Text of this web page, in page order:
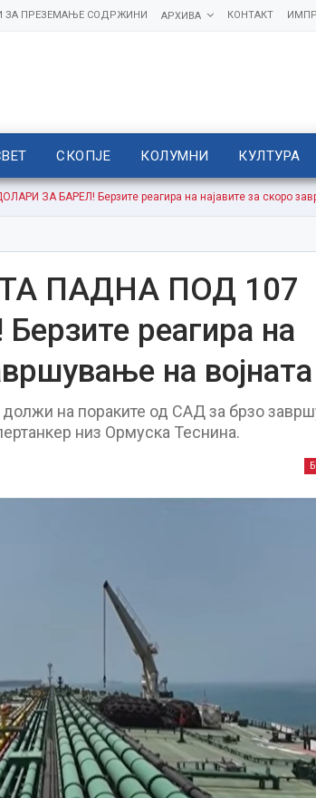
КОНТАКТ
АРХИВА
ЗА ПРЕЗЕМАЊЕ СОДРЖИНИ
СКОПЈЕ КОЛУМНИ КУЛТУРА
ЗА БАРЕЛ! Берзите реагира на најавите за скоро
ПАДНА ПОД 107
реагира на
на војната
на пораките од САД за брзо
низ Ормуска Теснина.